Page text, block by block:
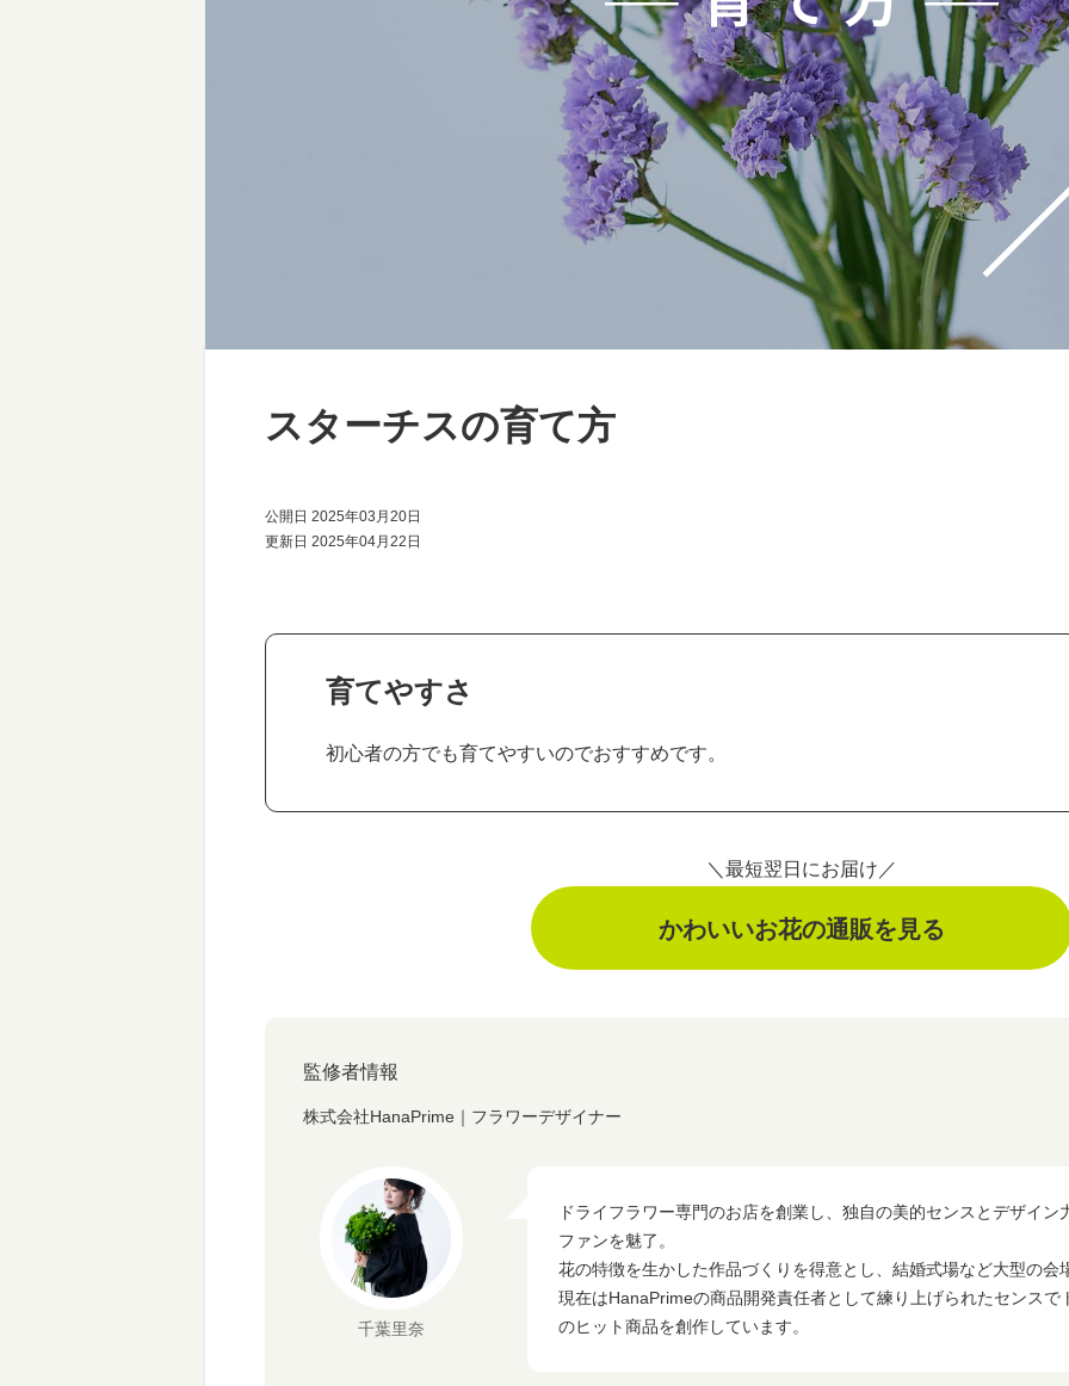
スターチスの育て方
公開日 2025年03月20日
更新日 2025年04月22日
育てやすさ
初心者の方でも育てやすいのでおすすめです。
＼最短翌日にお届け／
かわいいお花の通販を見る
監修者情報
株式会社HanaPrime｜フラワーデザイナー
千葉里奈
ドライフラワー専門のお店を創業し、独自の美的センスとデザイン
ファンを魅了。
花の特徴を生かした作品づくりを得意とし、結婚式場など大型の会
現在はHanaPrimeの商品開発責任者として練り上げられたセンスで
のヒット商品を創作しています。